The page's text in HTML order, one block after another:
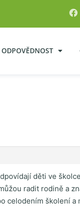
ODPOVĚDNOST
děti ve
radit rodině a
celodením školení a